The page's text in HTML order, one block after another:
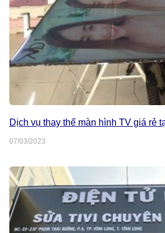
Dịch vụ thay thế màn hình TV giá rẻ
07/03/2023